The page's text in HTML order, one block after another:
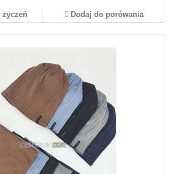
Dodaj do porówania